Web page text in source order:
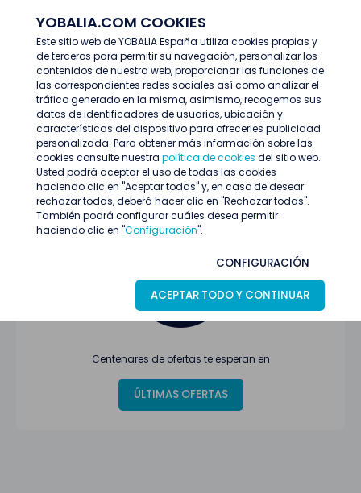
YOBALIA.COM COOKIES
Este sitio web de YOBALIA España utiliza cookies propias y
de terceros para permitir su navegación, personalizar los
contenidos de nuestra web, proporcionar las funciones de
las correspondientes redes sociales así como analizar el
tráfico generado en la misma, asimismo, recogemos sus
datos de identificadores de usuarios, ubicación y
características del dispositivo para ofrecerles publicidad
personalizada. Para obtener más información sobre las
cookies consulte nuestra política de cookies del sitio web.
Usted podrá aceptar el uso de todas las cookies
haciendo clic en "Aceptar todas" y, en caso de desear
rechazar todas, deberá hacer clic en "Rechazar todas".
También podrá configurar cuáles desea permitir
haciendo clic en "Configuración".
CONFIGURACIÓN
ACEPTAR TODO Y CONTINUAR
Últimas ofertas
Oferta no encontrada o ha finalizado su
proceso de selección
Centenares de ofertas te esperan en
ÚLTIMAS OFERTAS